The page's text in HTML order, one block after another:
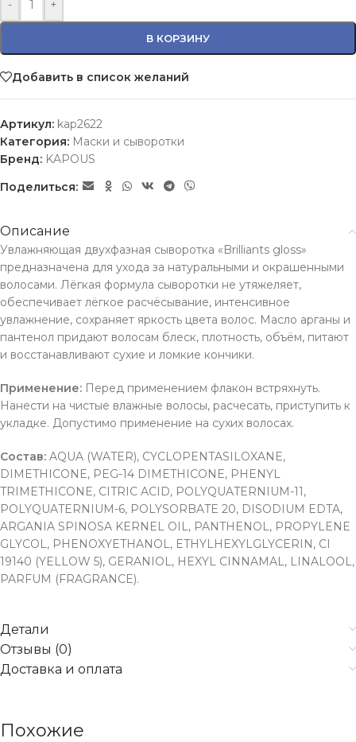
- +
В КОРЗИНУ
Добавить в список желаний
Артикул: kap2622
Категория: Маски и сыворотки
Бренд: KAPOUS
Поделиться:
Описание
Увлажняющая двухфазная сыворотка «Brilliants gloss»
предназначена для ухода за натуральными и окрашенными
волосами. Лёгкая формула сыворотки не утяжеляет,
обеспечивает лёгкое расчёсывание, интенсивное
увлажнение, сохраняет яркость цвета волос. Масло арганы и
пантенол придают волосам блеск, плотность, объём, питают
и восстанавливают сухие и ломкие кончики.
Применение: Перед применением флакон встряхнуть.
Нанести на чистые влажные волосы, расчесать, приступить к
укладке. Допустимо применение на сухих волосах.
Состав: AQUA (WATER), CYCLOPENTASILOXANE,
DIMETHICONE, PEG-14 DIMETHICONE, PHENYL
TRIMETHICONE, CITRIC ACID, POLYQUATERNIUM-11,
POLYQUATERNIUM-6, POLYSORBATE 20, DISODIUM EDTA,
ARGANIA SPINOSA KERNEL OIL, PANTHENOL, PROPYLENE
GLYCOL, PHENOXYETHANOL, ETHYLHEXYLGLYCERIN, CI
19140 (YELLOW 5), GERANIOL, HEXYL CINNAMAL, LINALOOL,
PARFUM (FRAGRANCE).
Детали
Отзывы (0)
Доставка и оплата
Похожие